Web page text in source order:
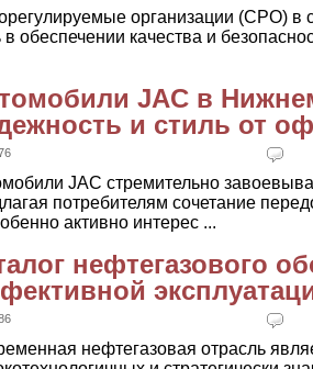
организации (СРО) в
в обеспечении качества и
JAC в
и стиль от
JAC стремительно
потребителям сочетание
активно интерес ...
нефтегазового
нефтегазовая отрасль